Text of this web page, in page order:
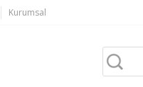
Kurumsal